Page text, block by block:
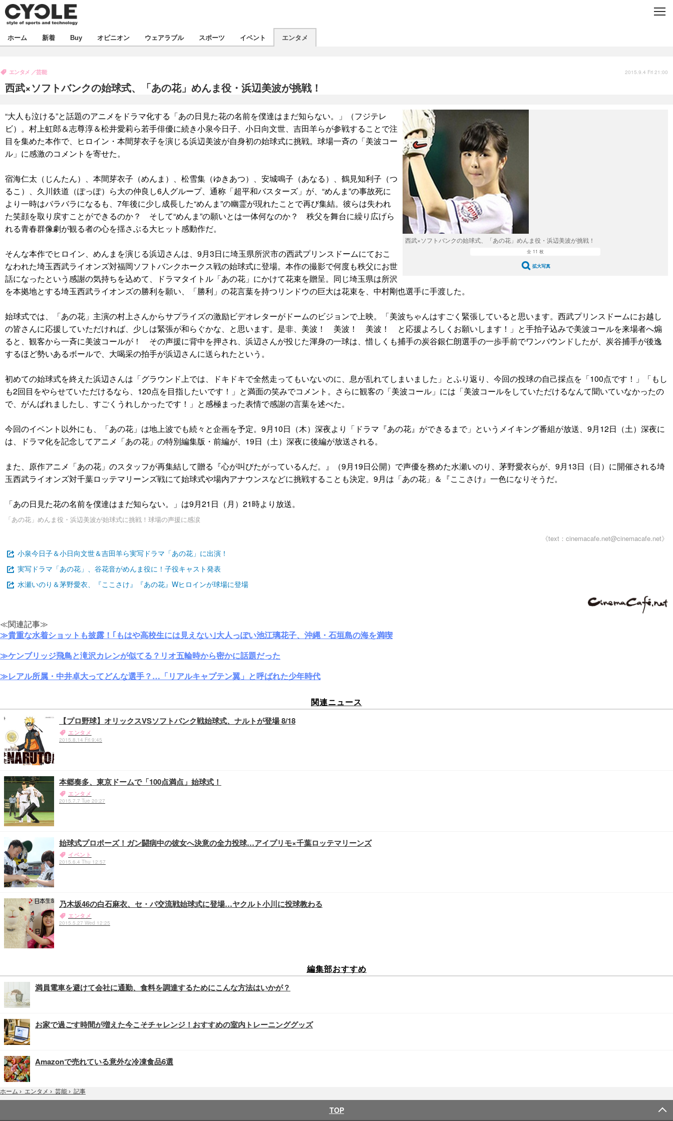
C
飲食
ボイス
デバイス
ビジネス
海外
スポーツ
短信
選手
写真
イベント
試乗会
スポーツ
文化
エンタメ
出版／映画
話題
ファッション
デザイン
写真
動画
ライフ
社会
政治
ハウツー
ホーム 新着 Buy オピニオン ウェアラブル スポーツ イベント エンタメ
西武×ソフトバンクの始球式、「あの花」めんま役・浜辺美波が挑戦！
エンタメ 芸能 2015.9.4 Fri 21:00
西武×ソフトバンクの始球式、「あの花」めんま役・浜辺美波が挑戦！
全 11 枚
拡大写真
“大人も泣ける”と話題のアニメをドラマ化する「あの日見た花の名前を僕達はまだ知らない。」（フジテレ
ビ）。村上虹郎＆志尊淳＆松井愛莉ら若手俳優に続き小泉今日子、小日向文世、吉田羊らが参戦することで注
目を集めた本作で、ヒロイン・本間芽衣子を演じる浜辺美波が自身初の始球式に挑戦。球場一斉の「美波コー
ル」に感激のコメントを寄せた。
宿海仁太（じんたん）、本間芽衣子（めんま）、松雪集（ゆきあつ）、安城鳴子（あなる）、鶴見知利子（つ
るこ）、久川鉄道（ぽっぽ）ら大の仲良し6人グループ、通称「超平和バスターズ」が、“めんま”の事故死に
より一時はバラバラになるも、7年後に少し成長した“めんま”の幽霊が現れたことで再び集結。彼らは失われ
た笑顔を取り戻すことができるのか？ そして“めんま”の願いとは一体何なのか？ 秩父を舞台に繰り広げら
れる青春群像劇が観る者の心を揺さぶる大ヒット感動作だ。
そんな本作でヒロイン、めんまを演じる浜辺さんは、9月3日に埼玉県所沢市の西武プリンスドームにておこ
なわれた埼玉西武ライオンズ対福岡ソフトバンクホークス戦の始球式に登場。本作の撮影で何度も秩父にお世
話になったという感謝の気持ちを込めて、ドラマタイトル「あの花」にかけて花束を贈呈。同じ埼玉県は所沢
を本拠地とする埼玉西武ライオンズの勝利を願い、「勝利」の花言葉を持つリンドウの巨大は花束を、中村剛也選手に手渡した。
始球式では、「あの花」主演の村上さんからサプライズの激励ビデオレターがドームのビジョンで上映。「美波ちゃんはすごく緊張していると思います。西武プリンスドームにお越し
の皆さんに応援していただければ、少しは緊張が和らぐかな、と思います。是非、美波！ 美波！ 美波！ と応援よろしくお願いします！」と手拍子込みで美波コールを来場者へ煽
ると、観客から一斉に美波コールが！ その声援に背中を押され、浜辺さんが投じた渾身の一球は、惜しくも捕手の炭谷銀仁朗選手の一歩手前でワンバウンドしたが、炭谷捕手が後逸
するほど勢いあるボールで、大喝采の拍手が浜辺さんに送られたという。
初めての始球式を終えた浜辺さんは「グラウンド上では、ドキドキで全然走ってもいないのに、息が乱れてしまいました」とふり返り、今回の投球の自己採点を「100点です！」「もし
も2回目をやらせていただけるなら、120点を目指したいです！」と満面の笑みでコメント。さらに観客の「美波コール」には「美波コールをしていただけるなんて聞いていなかったの
で、がんばれましたし、すごくうれしかったです！」と感極まった表情で感謝の言葉を述べた。
今回のイベント以外にも、「あの花」は地上波でも続々と企画を予定。9月10日（木）深夜より「ドラマ『あの花』ができるまで」というメイキング番組が放送、9月12日（土）深夜に
は、ドラマ化を記念してアニメ「あの花」の特別編集版・前編が、19日（土）深夜に後編が放送される。
また、原作アニメ「あの花」のスタッフが再集結して贈る『心が叫びたがっているんだ。』（9月19日公開）で声優を務めた水瀬いのり、茅野愛衣らが、9月13日（日）に開催される埼
玉西武ライオンズ対千葉ロッテマリーンズ戦にて始球式や場内アナウンスなどに挑戦することも決定。9月は「あの花」＆『ここさけ』一色になりそうだ。
「あの日見た花の名前を僕達はまだ知らない。」は9月21日（月）21時より放送。
「あの花」めんま役・浜辺美波が始球式に挑戦！球場の声援に感涙
《text：cinemacafe.net@cinemacafe.net》
小泉今日子＆小日向文世＆吉田羊ら実写ドラマ「あの花」に出演！
実写ドラマ「あの花」、谷花音がめんま役に！子役キャスト発表
水瀬いのり＆茅野愛衣、『ここさけ』『あの花』Wヒロインが球場に登場
≪関連記事≫
≫貴重な水着ショットも披露！｢もはや高校生には見えない｣大人っぽい池江璃花子、沖縄・石垣島の海を満喫
≫ケンブリッジ飛鳥と滝沢カレンが似てる？リオ五輪時から密かに話題だった
≫レアル所属・中井卓大ってどんな選手？…「リアルキャプテン翼」と呼ばれた少年時代
関連ニュース
【プロ野球】オリックスVSソフトバンク戦始球式、ナルトが登場 8/18
エンタメ
2015.8.14 Fri 9:45
本郷奏多、東京ドームで「100点満点」始球式！
エンタメ
2015.7.7 Tue 20:27
始球式プロポーズ！ガン闘病中の彼女へ決意の全力投球…アイプリモ×千葉ロッテマリーンズ
イベント
2015.6.4 Thu 12:57
乃木坂46の白石麻衣、セ・パ交流戦始球式に登場…ヤクルト小川に投球教わる
エンタメ
2015.5.27 Wed 12:25
編集部おすすめ
満員電車を避けて会社に通勤、食料を調達するためにこんな方法はいかが？
お家で過ごす時間が増えた今こそチャレンジ！おすすめの室内トレーニンググッズ
Amazonで売れている意外な冷凍食品6選
ホーム › エンタメ › 芸能 › 記事
TOP